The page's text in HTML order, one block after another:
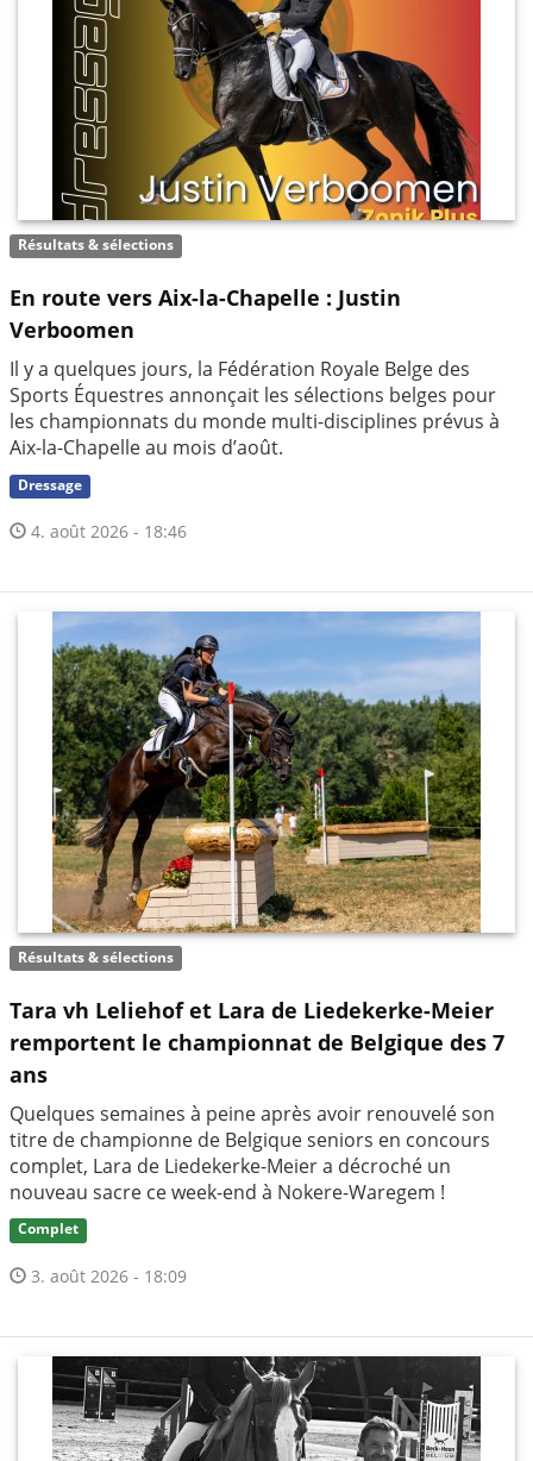
Résultats & sélections
En route vers Aix-la-Chapelle : Justin
Verboomen
Il y a quelques jours, la Fédération Royale Belge des
Sports Équestres annonçait les sélections belges pour
les championnats du monde multi-disciplines prévus à
Aix-la-Chapelle au mois d’août.
Dressage
4. août 2026 - 18:46
Résultats & sélections
Tara vh Leliehof et Lara de Liedekerke-Meier
remportent le championnat de Belgique des 7
ans
Quelques semaines à peine après avoir renouvelé son
titre de championne de Belgique seniors en concours
complet, Lara de Liedekerke-Meier a décroché un
nouveau sacre ce week-end à Nokere-Waregem !
Complet
3. août 2026 - 18:09